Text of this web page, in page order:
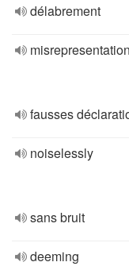
délabrement
fausses
noiselessly
sans bruit
deeming